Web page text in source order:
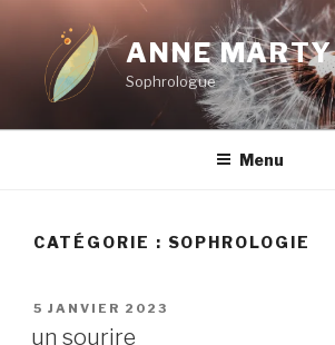
contenu
principal
ANNE MARTY
Sophrologue
Menu
CATÉGORIE : SOPHROLOGIE
PUBLIÉ
5 JANVIER 2023
un sourire